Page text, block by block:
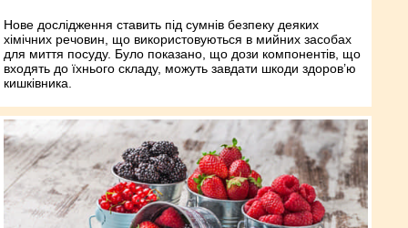
Нове дослідження ставить під сумнів безпеку деяких
хімічних речовин, що використовуються в мийних засобах
для миття посуду. Було показано, що дози компонентів, що
входять до їхнього складу, можуть завдати шкоди здоров’ю
кишківника.